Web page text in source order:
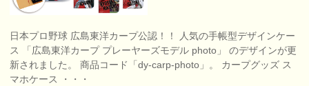
日本プロ野球 広島東洋カープ公認！！ 人気の手帳型デザインケー
ス 「広島東洋カープ プレーヤーズモデル photo」 のデザインが更
新されました。 商品コード「dy-carp-photo」。 カープグッズ ス
マホケース ・・・